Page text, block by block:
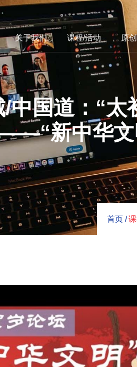
关于我们 课程/活动 原
中国道：“太
新中华文
首页 /